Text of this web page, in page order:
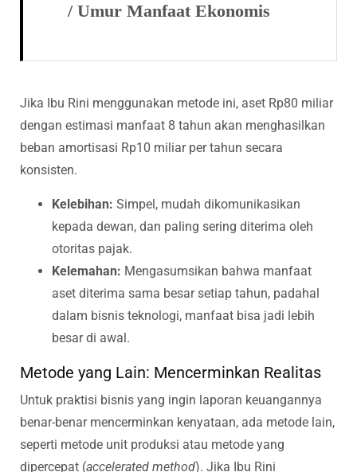
/ Umur Manfaat Ekonomis
Jika Ibu Rini menggunakan metode ini, aset Rp80 miliar
dengan estimasi manfaat 8 tahun akan menghasilkan
beban amortisasi Rp10 miliar per tahun secara
konsisten.
Kelebihan: Simpel, mudah dikomunikasikan
kepada dewan, dan paling sering diterima oleh
otoritas pajak.
Kelemahan: Mengasumsikan bahwa manfaat
aset diterima sama besar setiap tahun, padahal
dalam bisnis teknologi, manfaat bisa jadi lebih
besar di awal.
Metode yang Lain: Mencerminkan Realitas
Untuk praktisi bisnis yang ingin laporan keuangannya
benar-benar mencerminkan kenyataan, ada metode lain,
seperti metode unit produksi atau metode yang
dipercepat (accelerated method). Jika Ibu Rini